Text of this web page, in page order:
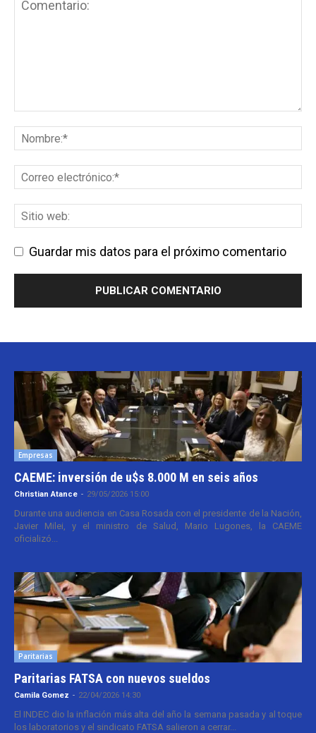
Guardar mis datos para el próximo comentario
Empresas
CAEME: inversión de u$s 8.000 M en seis años
Christian Atance - 29/05/2026 15:00
Durante una audiencia en Casa Rosada con el presidente de la Nación,
Javier Milei, y el ministro de Salud, Mario Lugones, la CAEME
oficializó...
Paritarias
Paritarias FATSA con nuevos sueldos
Camila Gomez - 22/04/2026 14:30
El INDEC dio la inflación más alta del año la semana pasada y al toque
los laboratorios y el sindicato FATSA salieron a cerrar...